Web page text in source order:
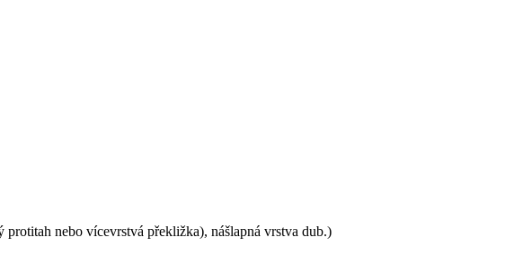
nebo vícevrstvá překližka), nášlapná vrstva dub.)